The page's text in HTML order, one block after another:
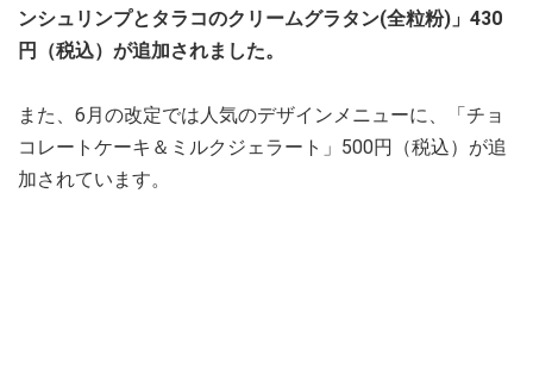
ンシュリンプとタラコのクリームグラタン(全粒粉)」430
円（税込）が追加されました。
また、6月の改定では人気のデザインメニューに、「チョ
コレートケーキ＆ミルクジェラート」500円（税込）が追
加されています。